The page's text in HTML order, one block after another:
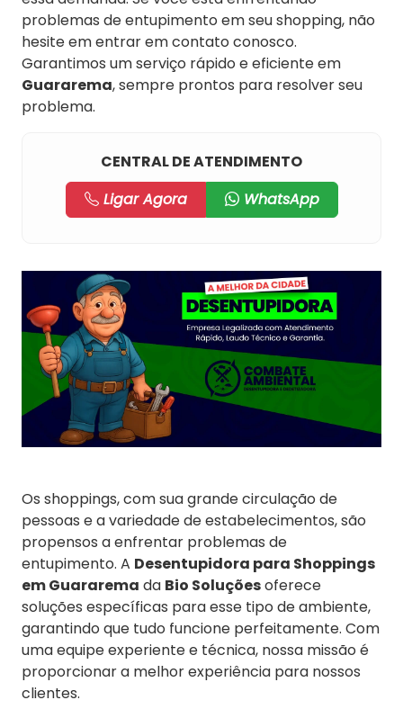
problemas de entupimento em seu shopping, não
hesite em entrar em contato conosco.
Garantimos um serviço rápido e eficiente em
Guararema, sempre prontos para resolver seu
problema.
CENTRAL DE ATENDIMENTO
Ligar Agora
WhatsApp
Os shoppings, com sua grande circulação de
pessoas e a variedade de estabelecimentos, são
propensos a enfrentar problemas de
entupimento. A Desentupidora para Shoppings
em Guararema da Bio Soluçõesoferece
soluções específicas para esse tipo de ambiente,
garantindo que tudo funcione perfeitamente. Com
uma equipe experiente e técnica, nossa missão é
proporcionar a melhor experiência para nossos
clientes.